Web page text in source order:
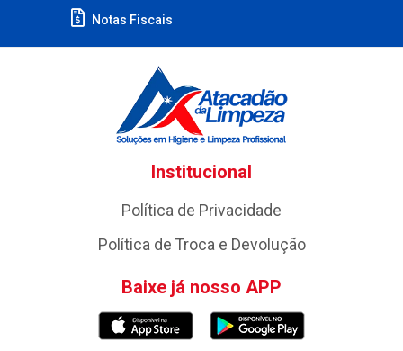
Notas Fiscais
Institucional
Política de Privacidade
Política de Troca e Devolução
Baixe já nosso APP